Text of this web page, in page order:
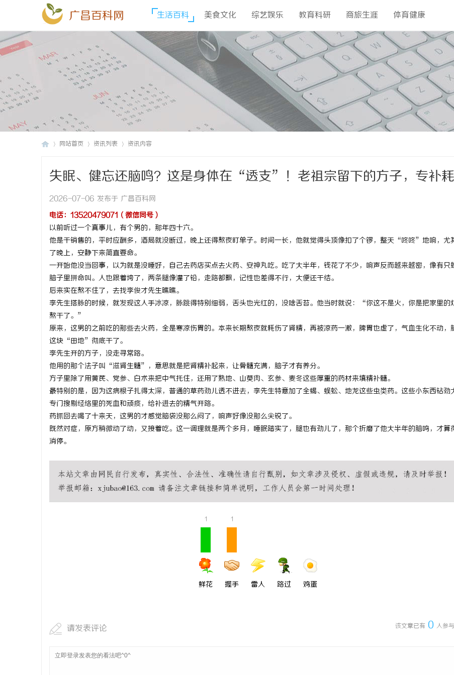
广昌百科网 生活百科 美食文化 综艺娱乐 教育科研 商旅生涯 体育健康
网站首页 资讯列表 资讯内容
失眠、健忘还脑鸣？这是身体在“透支”！老祖宗留下的方子，专补耗
损的肾精
2026-07-06 发布于 广昌百科网
电话：13520479071（微信同号）
以前听过一个真事儿，有个男的，那年四十六。
他是干销售的，平时应酬多，酒局就没断过，晚上还得熬夜盯单子。时间一长，他就觉得头顶像扣了个锣，整天“咚咚”地响，尤
了晚上，安静下来简直要命。
一开始他没当回事，以为就是没睡好，自己去药店买点去火药、安神丸吃。吃了大半年，钱花了不少，响声反而越来越密，像有只
脑子里拼命叫。人也跟着垮了，两条腿像灌了铅，走路都飘，记性也差得不行，大便还干结。
后来实在熬不住了，去找李俊才先生瞧瞧。
李先生搭脉的时候，就发现这人手冰凉，脉跳得特别细弱，舌头也光红的，没啥舌苔。他当时就说：“你这不是火，你是把家里的
熬干了。”
原来，这男的之前吃的那些去火药，全是寒凉伤胃的。本来长期熬夜就耗伤了肾精，再被凉药一激，脾胃也虚了，气血生化不动，
这块“田地”彻底干了。
李先生开的方子，没走寻常路。
他用的那个法子叫“滋肾生髓”，意思就是把肾精补起来，让骨髓充满，脑子才有养分。
方子里除了用黄芪、党参、白术来把中气托住，还用了熟地、山萸肉、玄参、麦冬这些厚重的药材来填精补髓。
最特别的是，因为这病根子扎得太深，普通的草药劲儿透不进去，李先生特意加了全蝎、蜈蚣、地龙这些虫类药。这些小东西钻劲
专门搜剔经络里的死血和顽痰，给补进去的精气开路。
药抓回去喝了十来天，这男的才感觉脑袋没那么闷了，响声好像没那么尖锐了。
既然对症，原方稍微动了动，又接着吃。这一调理就是两个多月，睡眠踏实了，腿也有劲儿了，那个折磨了他大半年的脑鸣，才算
消停。
1
鲜花
1
握手 雷人 路过 鸡蛋
该文章已有 0 人参
请发表评论
技术密集型企业的人才暗战：北京商
师如何守住“人带技术走”的底线